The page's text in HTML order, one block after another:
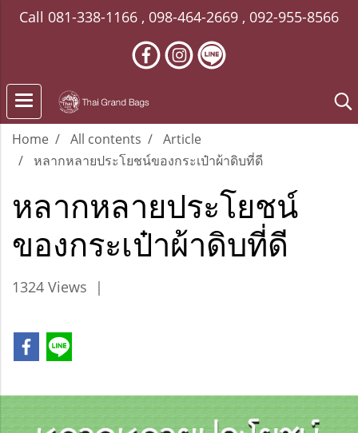
Call 081-338-1166 , 098-464-2669 , 092-955-8566
Home All contents
Article
หลากหลายประโยชน์ของกระเป๋าผ้าดิบที่ดี
หลากหลายประโยชน์
ของกระเป๋าผ้าดิบที่ดี
1324 Views |